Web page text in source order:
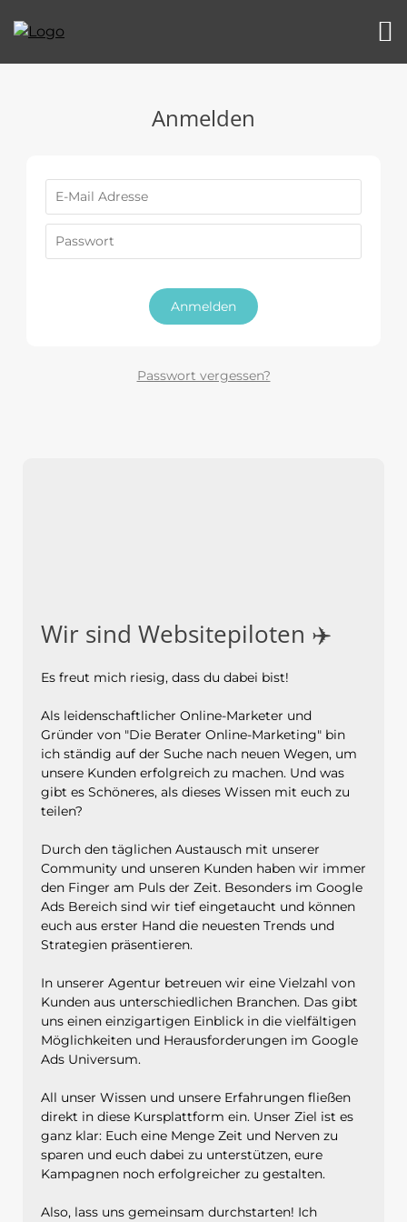
Anmelden
Anmelden
Passwort vergessen?
Wir sind Websitepiloten ✈️
Es freut mich riesig, dass du dabei bist!
Als leidenschaftlicher Online-Marketer und
Gründer von "Die Berater Online-Marketing" bin
ich ständig auf der Suche nach neuen Wegen, um
unsere Kunden erfolgreich zu machen. Und was
gibt es Schöneres, als dieses Wissen mit euch zu
teilen?
Durch den täglichen Austausch mit unserer
Community und unseren Kunden haben wir immer
den Finger am Puls der Zeit. Besonders im Google
Ads Bereich sind wir tief eingetaucht und können
euch aus erster Hand die neuesten Trends und
Strategien präsentieren.
In unserer Agentur betreuen wir eine Vielzahl von
Kunden aus unterschiedlichen Branchen. Das gibt
uns einen einzigartigen Einblick in die vielfältigen
Möglichkeiten und Herausforderungen im Google
Ads Universum.
All unser Wissen und unsere Erfahrungen fließen
direkt in diese Kursplattform ein. Unser Ziel ist es
ganz klar: Euch eine Menge Zeit und Nerven zu
sparen und euch dabei zu unterstützen, eure
Kampagnen noch erfolgreicher zu gestalten.
Also, lass uns gemeinsam durchstarten! Ich